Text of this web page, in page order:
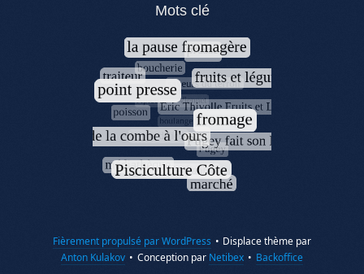
Mots clé
Fièrement propulsé par WordPress • Displace thème par
Anton Kulakov • Conception par Netibex • Backoffice